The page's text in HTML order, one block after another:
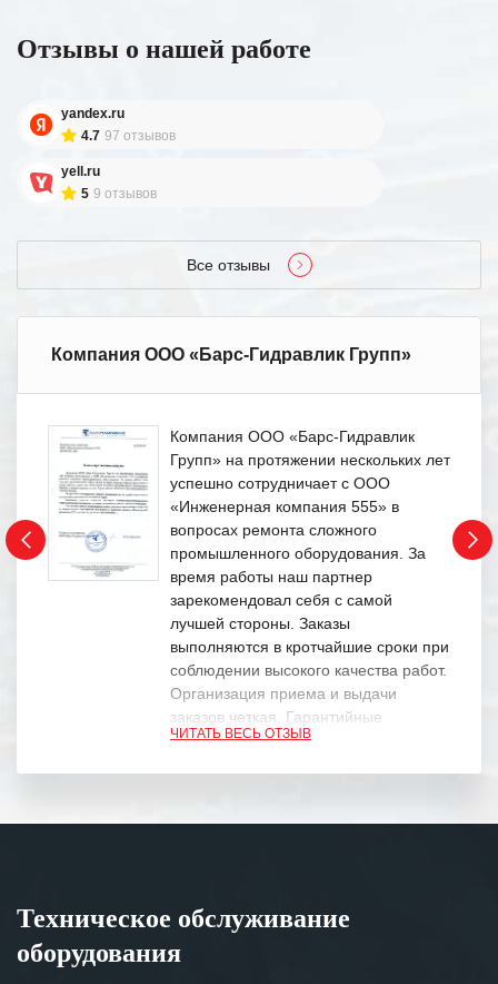
Отзывы о нашей работе
yandex.ru
4.7 97 отзывов
yell.ru
5 9 отзывов
Все отзывы
Компания ООО «Барс-Гидравлик Групп»
Компания ООО «Барс-Гидравлик
Групп» на протяжении нескольких лет
успешно сотрудничает с ООО
«Инженерная компания 555» в
вопросах ремонта сложного
промышленного оборудования. За
время работы наш партнер
зарекомендовал себя с самой
лучшей стороны. Заказы
выполняются в кротчайшие сроки при
соблюдении высокого качества работ.
Организация приема и выдачи
заказов четкая. Гарантийные
обязательства выполняются в
Особенно хочется отметить высокую
клиентоориентированность
ЧИТАТЬ ВЕСЬ ОТЗЫВ
Техническое обслуживание
оборудования